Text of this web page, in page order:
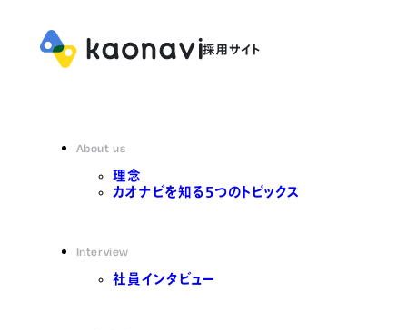
About us
理念
カオナビを知る5つのトピックス
Interview
社員インタビュー